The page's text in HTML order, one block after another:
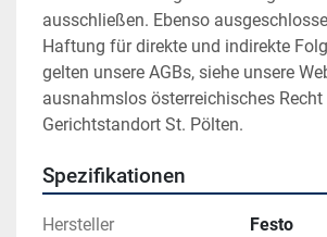
ausschließen. Ebenso
Haftung für direkte und indirekte
gelten unsere AGBs, siehe unsere
ausnahmslos österreichisches Recht
Gerichtstandort St. Pölten.
Spezifikationen
Hersteller Festo